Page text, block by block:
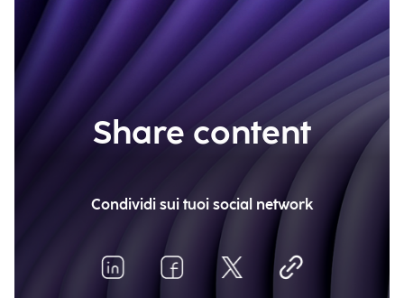
Share content
Condividi sui tuoi social network